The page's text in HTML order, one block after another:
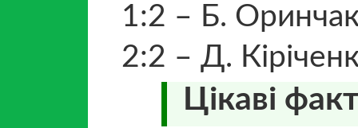
1:2 – Б.
2:2 – Д.
Цікаві